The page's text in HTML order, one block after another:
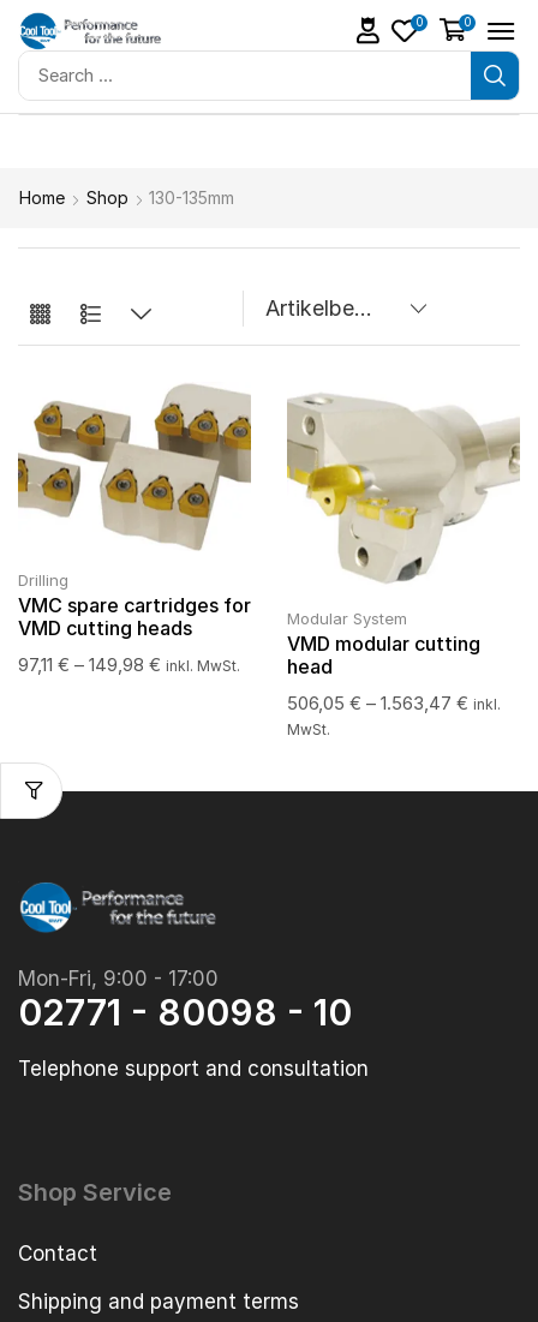
0 0
Home Shop 130-135mm
Drilling
VMC spare cartridges for
VMD cutting heads
97,11 € – 149,98 € inkl. MwSt.
Modular System
VMD modular cutting
head
506,05 € – 1.563,47 € inkl.
MwSt.
Mon-Fri, 9:00 - 17:00
02771 - 80098 - 10
Telephone support and consultation
Shop Service
Contact
Shipping and payment terms